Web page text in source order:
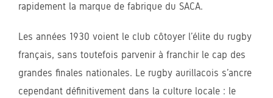
rapidement la marque de fabrique du SACA.
Les années 1930 voient le club côtoyer l’élite du rugby
français, sans toutefois parvenir à franchir le cap des
grandes finales nationales. Le rugby aurillacois s’ancre
cependant définitivement dans la culture locale : le